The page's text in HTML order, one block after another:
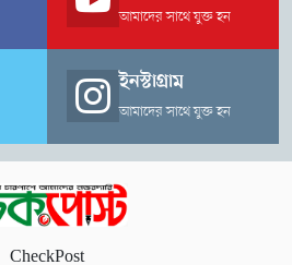
আমাদের সাথে যুক্ত হন
ইনস্টাগ্রাম
আমাদের সাথে যুক্ত হন
CheckPost